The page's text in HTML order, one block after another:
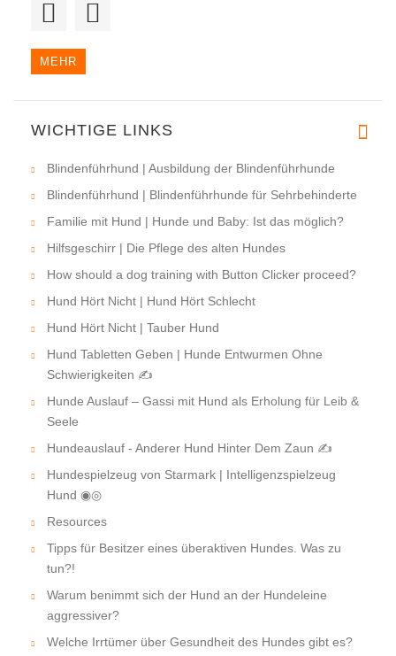
Hallo, wir haben ein neues Ges
MEHR
WICHTIGE LINKS
Blindenführhund | Ausbildung der Blindenführhunde
Blindenführhund | Blindenführhunde für Sehrbehinderte
Familie mit Hund | Hunde und Baby: Ist das möglich?
Hilfsgeschirr | Die Pflege des alten Hundes
How should a dog training with Button Clicker proceed?
Hund Hört Nicht | Hund Hört Schlecht
Hund Hört Nicht | Tauber Hund
Hund Tabletten Geben | Hunde Entwurmen Ohne
Schwierigkeiten ✍
Hunde Auslauf – Gassi mit Hund als Erholung für Leib &
Seele
Hundeauslauf - Anderer Hund Hinter Dem Zaun ✍
Hundespielzeug von Starmark | Intelligenzspielzeug
Hund ◉◎
Resources
Tipps für Besitzer eines überaktiven Hundes. Was zu
tun?!
Warum benimmt sich der Hund an der Hundeleine
aggressiver?
Welche Irrtümer über Gesundheit des Hundes gibt es?